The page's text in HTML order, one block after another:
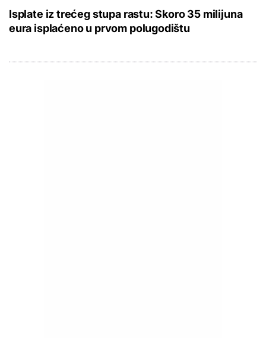
Isplate iz trećeg stupa rastu: Skoro 35 milijuna
eura isplaćeno u prvom polugodištu